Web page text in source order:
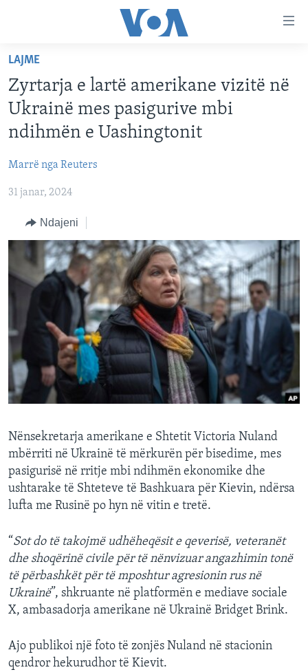
faqen
kryesore
Kalo
tek
faqja
Kalo
tek
kërkimi
FAQJA KRYESORE
KATEGORITË
AMERIKA
EVROPA
BOTA
MJEDISI
KULTURË
SHKENCË DHE TEKNOLOGJI
SHËNDETËSI
INTERVISTA
DITARI
Learning English
FOLLOW US
Gjuhët
LAJME
Zyrtarja e lartë amerikane vizitë në
Ukrainë mes pasigurive mbi
ndihmën e Uashingtonit
Marrë nga Reuters
31 janar, 2024
Ndajeni
Nënsekretarja amerikane e Shtetit Victoria Nuland
mbërriti në Ukrainë të mërkurën për bisedime, mes
pasigurisë në rritje mbi ndihmën ekonomike dhe
ushtarake të Shteteve të Bashkuara për Kievin, ndërsa
lufta me Rusinë po hyn në vitin e tretë.
“Sot do të takojmë udhëheqësit e qeverisë, veteranët
dhe shoqërinë civile për të nënvizuar angazhimin tonë
të përbashkët për të mposhtur agresionin rus në
Ukrainë”, shkruante në platformën e mediave sociale
X, ambasadorja amerikane në Ukrainë Bridget Brink.
Ajo publikoi një foto të zonjës Nuland në stacionin
qendror hekurudhor të Kievit.